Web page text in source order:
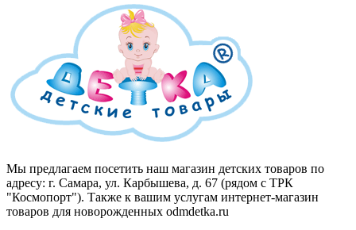
Мы предлагаем посетить наш магазин детских товаров по
адресу: г. Самара, ул. Карбышева, д. 67 (рядом с ТРК
"Космопорт"). Также к вашим услугам интернет-магазин
товаров для новорожденных odmdetka.ru